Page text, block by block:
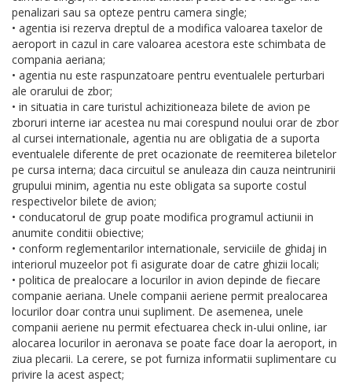
penalizari sau sa opteze pentru camera single;
• agentia isi rezerva dreptul de a modifica valoarea taxelor de
aeroport in cazul in care valoarea acestora este schimbata de
compania aeriana;
• agentia nu este raspunzatoare pentru eventualele perturbari
ale orarului de zbor;
• in situatia in care turistul achizitioneaza bilete de avion pe
zboruri interne iar acestea nu mai corespund noului orar de zbor
al cursei internationale, agentia nu are obligatia de a suporta
eventualele diferente de pret ocazionate de reemiterea biletelor
pe cursa interna; daca circuitul se anuleaza din cauza neintrunirii
grupului minim, agentia nu este obligata sa suporte costul
respectivelor bilete de avion;
• conducatorul de grup poate modifica programul actiunii in
anumite conditii obiective;
• conform reglementarilor internationale, serviciile de ghidaj in
interiorul muzeelor pot fi asigurate doar de catre ghizii locali;
• politica de prealocare a locurilor in avion depinde de fiecare
companie aeriana. Unele companii aeriene permit prealocarea
locurilor doar contra unui supliment. De asemenea, unele
companii aeriene nu permit efectuarea check in-ului online, iar
alocarea locurilor in aeronava se poate face doar la aeroport, in
ziua plecarii. La cerere, se pot furniza informatii suplimentare cu
privire la acest aspect;